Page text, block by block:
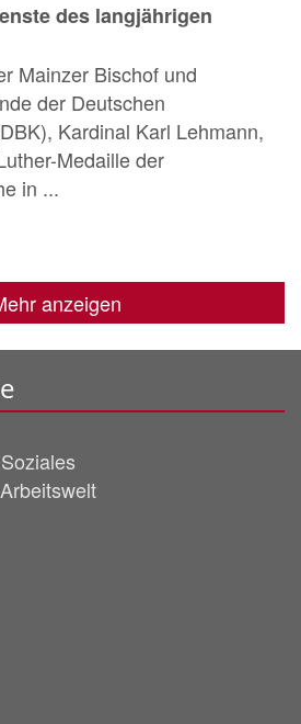
des langjährigen
Mainzer Bischof und
der Deutschen
Kardinal Karl Lehmann,
Medaille der
in ...
anzeigen